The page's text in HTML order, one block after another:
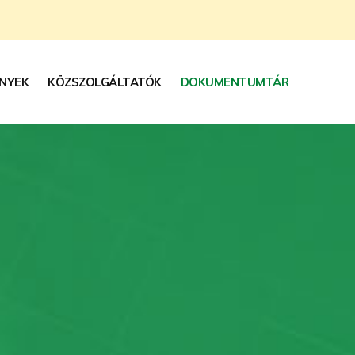
KÖZSZOLGÁLTATÓK DOKUMENTUMTÁR